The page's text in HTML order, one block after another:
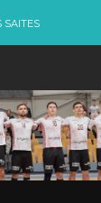
SAITES